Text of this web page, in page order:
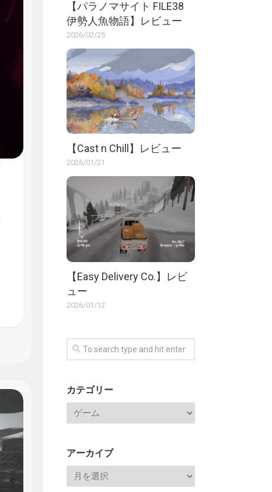
【パラノマサイト FILE38
伊勢人魚物語】レビュー
2026/02/25
【Cast n Chill】レビュー
2026/01/21
【Easy Delivery Co.】レビ
ュー
2026/01/12
カテゴリー
アーカイブ